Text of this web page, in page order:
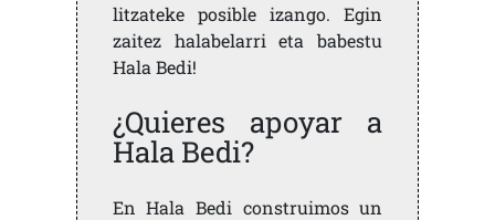
litzateke posible izango. Egin
zaitez halabelarri eta babestu
Hala Bedi!
¿Quieres apoyar a
Hala Bedi?
En Hala Bedi construimos un